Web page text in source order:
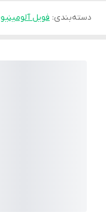
دسته‌بندی: فویل